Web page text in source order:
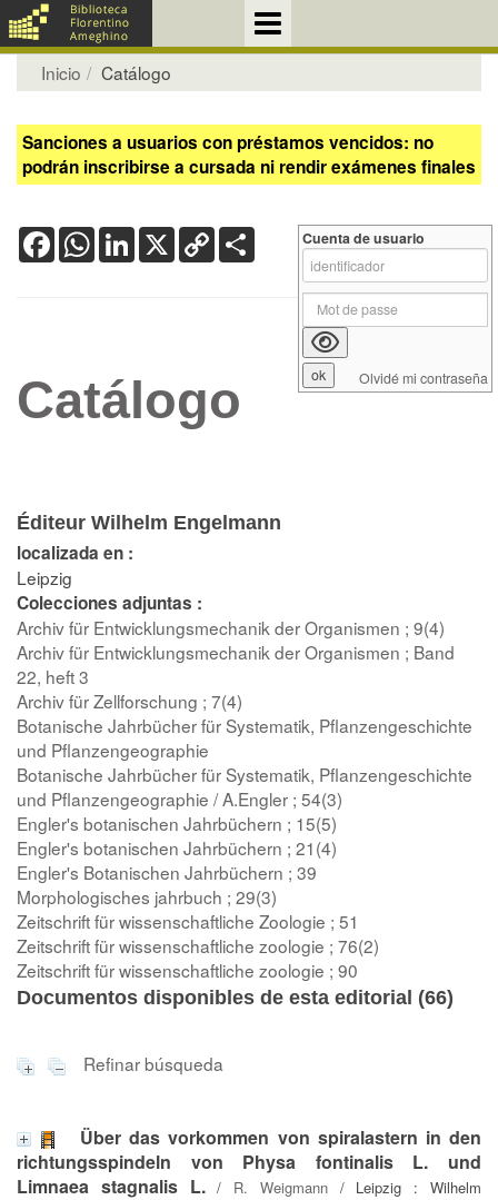
Inicio Catálogo
Sanciones a usuarios con préstamos vencidos: no
podrán inscribirse a cursada ni rendir exámenes finales
FacebookWhatsApp
LinkedIn
X Copy
Link
Catálogo
Éditeur Wilhelm Engelmann
localizada en :
Leipzig
Colecciones adjuntas :
Archiv für Entwicklungsmechanik der Organismen ; 9(4)
Archiv für Entwicklungsmechanik der Organismen ; Band
22, heft 3
Archiv für Zellforschung ; 7(4)
Botanische Jahrbücher für Systematik, Pflanzengeschichte
und Pflanzengeographie
Botanische Jahrbücher für Systematik, Pflanzengeschichte
und Pflanzengeographie / A.Engler ; 54(3)
Engler's botanischen Jahrbüchern ; 15(5)
Engler's botanischen Jahrbüchern ; 21(4)
Engler's Botanischen Jahrbüchern ; 39
Morphologisches jahrbuch ; 29(3)
Zeitschrift für wissenschaftliche Zoologie ; 51
Zeitschrift für wissenschaftliche zoologie ; 76(2)
Zeitschrift für wissenschaftliche zoologie ; 90
Documentos disponibles de esta editorial (66)
Refinar búsqueda
Über das vorkommen von spiralastern in den
richtungsspindeln von Physa fontinalis L. und
Limnaea stagnalis L./ R. Weigmann/ Leipzig : Wilhelm
Cuenta de usuario
Olvidé mi contraseña